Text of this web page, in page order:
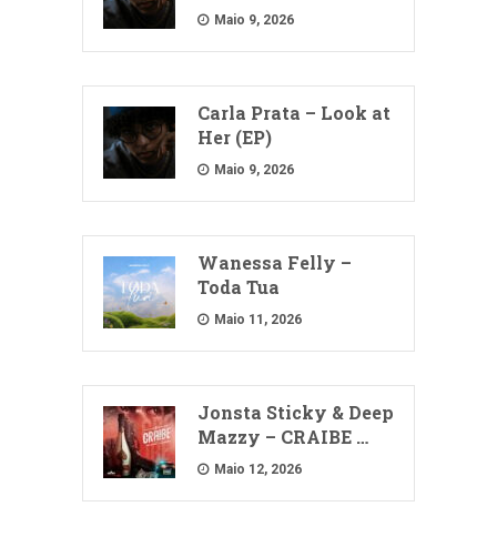
Maio 9, 2026
Carla Prata – Look at
Her (EP)
Maio 9, 2026
Wanessa Felly –
Toda Tua
Maio 11, 2026
Jonsta Sticky & Deep
Mazzy – CRAIBE …
Maio 12, 2026